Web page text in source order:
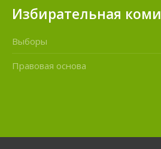
Избирательная
Выборы
Правовая основа